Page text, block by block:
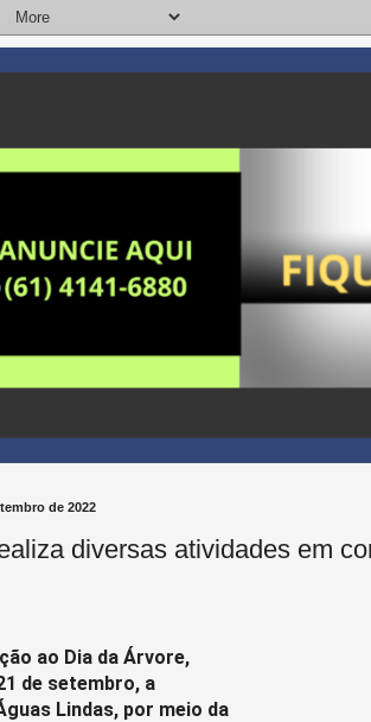
de 2022
diversas atividades em
ao Dia da Árvore,
de setembro, a
Lindas, por meio da